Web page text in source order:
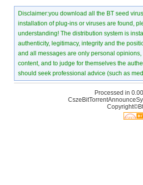
Disclaimer:you download all the BT seed
installation of plug-ins or viruses are found,
understanding! The distribution system is
authenticity, legitimacy, integrity and the
and all messages are only personal
content, and to judge for themselves the
should seek professional advice (such as
Processed in